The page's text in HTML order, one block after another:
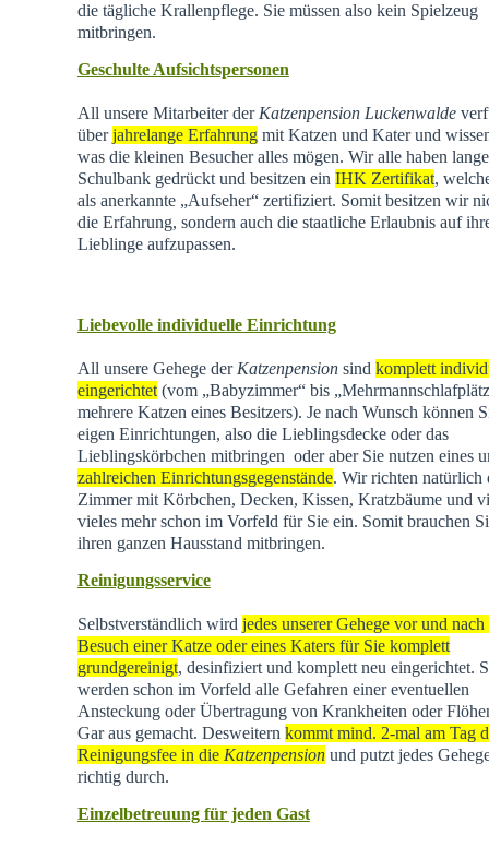
die tägliche Krallenpflege. Sie müssen also kein Spielzeug
mitbringen.
Geschulte Aufsichtspersonen
All unsere Mitarbeiter der Katzenpension Luckenwalde
überjahrelange Erfahrungmit Katzen und Kater und
was die kleinen Besucher alles mögen. Wir alle haben
Schulbank gedrückt und besitzen ein IHK Zertifikat,
als anerkannte „Aufseher“ zertifiziert. Somit besitzen wir
die Erfahrung, sondern auch die staatliche Erlaubnis auf
Lieblinge aufzupassen.
Liebevolle individuelle Einrichtung
All unsere Gehege der Katzenpensionsind komplett
eingerichtet(vom „Babyzimmer“ bis
mehrere Katzen eines Besitzers). Je nach Wunsch können
eigen Einrichtungen, also die Lieblingsdecke oder das
Lieblingskörbchen mitbringen oder aber Sie nutzen eines
zahlreichen Einrichtungsgegenstände. Wir richten natürlich
Zimmer mit Körbchen, Decken, Kissen, Kratzbäume und
vieles mehr schon im Vorfeld für Sie ein. Somit brauchen
ihren ganzen Hausstand mitbringen.
Reinigungsservice
Selbstverständlich wird jedes unserer Gehege vor und nach
Besuch einer Katze oder eines Katers für Sie komplett
grundgereinigt, desinfiziert und komplett neu eingerichtet.
werden schon im Vorfeld alle Gefahren einer eventuellen
Ansteckung oder Übertragung von Krankheiten oder
Gar aus gemacht. Desweitern kommt mind. 2-mal am Tag
Reinigungsfee in die Katzenpensionund putzt jedes
richtig durch.
Einzelbetreuung für jeden Gast